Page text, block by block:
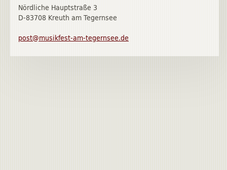
Nördliche Hauptstraße 3
D-83708 Kreuth am Tegernsee
post@musikfest-am-tegernsee.de